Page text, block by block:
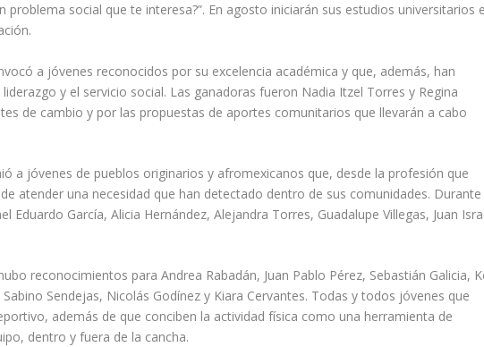
problema social que te interesa?”. En agosto iniciarán sus estudios universitarios
a jóvenes reconocidos por su excelencia académica y que, además, han
y el servicio social. Las ganadoras fueron Nadia Itzel Torres y Regina
de cambio y por las propuestas de aportes comunitarios que llevarán a cabo
a jóvenes de pueblos originarios y afromexicanos que, desde la profesión que
atender una necesidad que han detectado dentro de sus comunidades. Durante
Eduardo García, Alicia Hernández, Alejandra Torres, Guadalupe Villegas, Juan
reconocimientos para Andrea Rabadán, Juan Pablo Pérez, Sebastián Galicia,
Sendejas, Nicolás Godínez y Kiara Cervantes. Todas y todos jóvenes que
además de que conciben la actividad física como una herramienta de
dentro y fuera de la cancha.